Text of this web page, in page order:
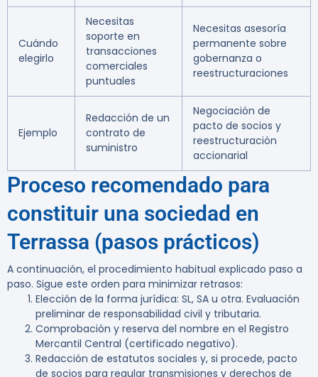
Cuándo
elegirlo
Necesitas
soporte en
transacciones
comerciales
puntuales
Necesitas asesoría
permanente sobre
gobernanza o
reestructuraciones
Ejemplo
Redacción de un
contrato de
suministro
Negociación de
pacto de socios y
reestructuración
accionarial
Proceso recomendado para
constituir una sociedad en
Terrassa (pasos prácticos)
A continuación, el procedimiento habitual explicado paso a
paso. Sigue este orden para minimizar retrasos:
Elección de la forma jurídica: SL, SA u otra. Evaluación
preliminar de responsabilidad civil y tributaria.
Comprobación y reserva del nombre en el Registro
Mercantil Central (certificado negativo).
Redacción de estatutos sociales y, si procede, pacto
de socios para regular transmisiones y derechos de